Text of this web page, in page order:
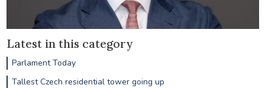
Latest in this category
Parlament Today
Tallest Czech residential tower going up